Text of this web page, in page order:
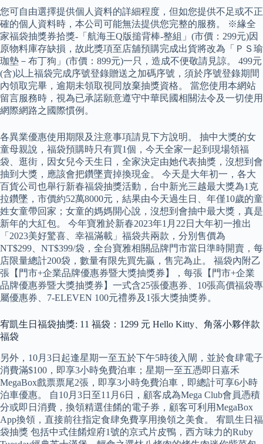
您可自由選擇提供個人資料的詳細程度，但如您提供不足或不正
確的個人資料時，本公司可能無法提供您完整的服務。 ※緣全
家福袋抽獎券拾獎-「航海王Q版搥背棒-整組」(市價：299元)因
原物料庫存缺損，故此獎項至店舖預購完成出貨將改為「ＰＳ瑜
珈墊－布丁狗」(市價：899元)一只，造成不便敬請見諒。 499元
(含)以上福袋完成序號登錄贈送之加碼序號，須於序號登錄期間
內領取完畢，逾期未領取視同放棄抽獎資格。 當您使用本網站
留言服務時，視為已承諾願意遵守中華民國相關法令及一切使用
網際網路之國際慣例。
各異業優惠使用期限及注意事項請見下方說明。 抽中大獎的女
童母親說，福袋預購時只有買1個，今天全家一起到現場領福
袋、逛街，因女兒今天生日，全家決定由她代表抽獎，沒想到會
抽到大獎，應該會把鑽墜賣掉換現金。 今天是大年初一，各大
百貨公司也舉行新春福袋抽獎活動，台中新光三越最大獎為1克
拉鑽墜，市價約52萬8000元，結果由今天過生日、年僅10歲的童
姓女童帶回家；女童的媽媽開心說，沒想到會抽中最大獎，真是
新年的大紅包。 今年寶雅於新春2023年1月22日大年初一推出
「2023美好驚喜、幸福滿載」福袋共兩款，分別售價為
NT$299、NT$399/袋，全台寶雅相關品牌門市當日準時開賣，每
店限量總計200袋，數量有限先買先贏，售完為止。 福袋內附乙
張【門市+企業品牌優惠券暨大獎抽獎券】，每張【門市+企業
品牌優惠券暨大獎抽獎券】一式含25張優惠券、10張高價福袋專
屬優惠券、7-ELEVEN 100元禮券及1張大獎抽獎券。
宥凱生日福袋抽獎: 11 福袋：1299 元 Hello Kitty、角落小夥伴款
福袋
另外，10月3日起逢星期一至五於下午5時後入閘，並於食肆電子
消費滿$100，即享3小時免費泊車；星期一至五憑即日嘉禾
MegaBox戲票票尾2張，即享3小時免費泊車，即總計可享6小時
泊車優惠。 自10月3日至11月6日，顧客成為Mega Club會員憑積
分或即日消費，換領精選佳餚的電子券，顧客可利用MegaBox
App換領，直接前往指定食肆免費享用換領之美食。 宥凱生日福
袋抽獎 包括中式佳餚煌府1號的京式片皮鴨，西方味力的Ruby